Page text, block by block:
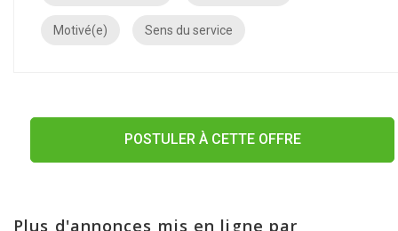
Motivé(e) Sens du service
POSTULER À CETTE OFFRE
Plus d'annonces mis en ligne par